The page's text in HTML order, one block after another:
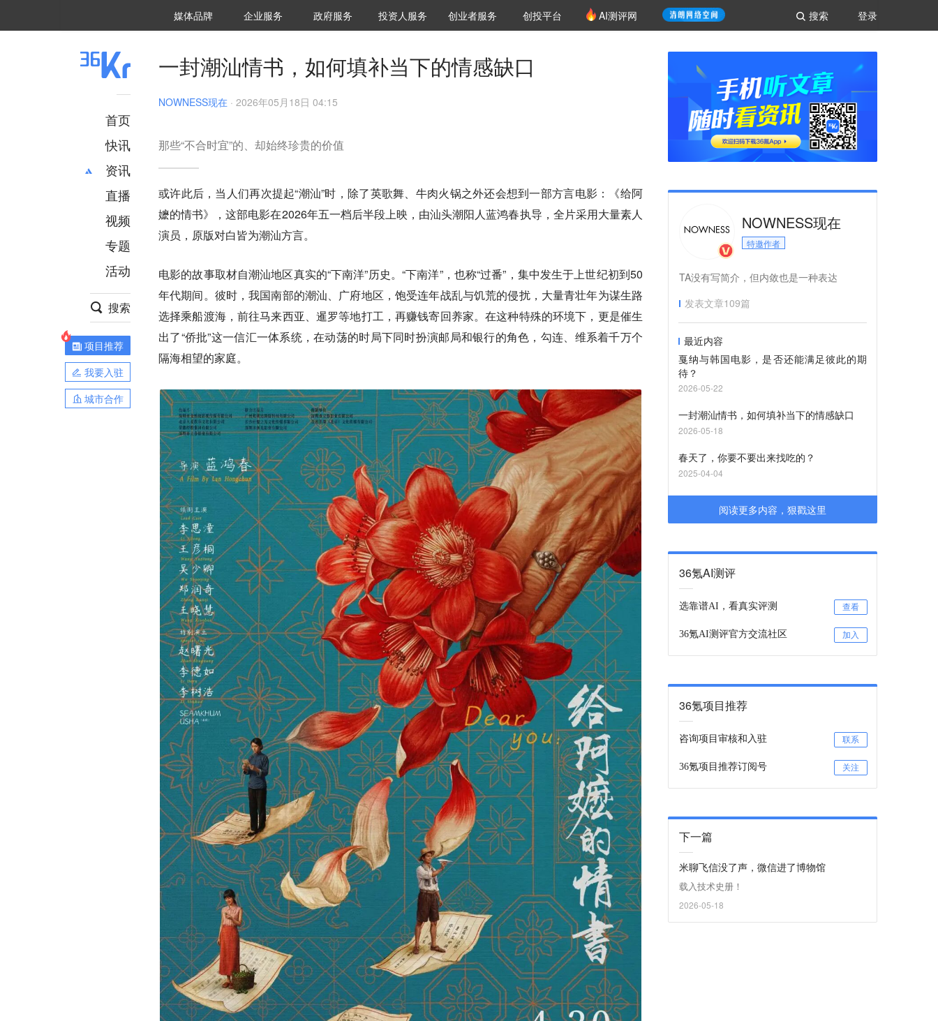
登录
搜索
媒体品牌 36Kr研究院
企业服务 城市之窗
政府服务 VClub投资机构库
投资机构职位推介
投资人服务 创投氪堂
创业者服务 创投平台 AI测评网
首页
快讯
资讯
推荐
财经
项目推荐
安徽
直播
视频
专题
活动
搜索
项目推荐
我要入驻
城市合作
一封潮汕情书，如何填补当下的情感缺口
NOWNESS现在 · 2026年05月18日 04:15
那些“不合时宜”的、却始终珍贵的价值
或许此后，当人们再次提起“潮汕”时，除了英歌舞、牛肉火锅之外还会想到一部方言电影：《给阿
嬷的情书》，这部电影在2026年五一档后半段上映，由汕头潮阳人蓝鸿春执导，全片采用大量素人
演员，原版对白皆为潮汕方言。
电影的故事取材自潮汕地区真实的“下南洋”历史。“下南洋”，也称“过番”，集中发生于上世纪初到50
年代期间。彼时，我国南部的潮汕、广府地区，饱受连年战乱与饥荒的侵扰，大量青壮年为谋生路
选择乘船渡海，前往马来西亚、暹罗等地打工，再赚钱寄回养家。在这种特殊的环境下，更是催生
出了“侨批”这一信汇一体系统，在动荡的时局下同时扮演邮局和银行的角色，勾连、维系着千万个
隔海相望的家庭。
NOWNESS现在
特邀作者
TA没有写简介，但内敛也是一种表达
发表文章109篇
最近内容
戛纳与韩国电影，是否还能满足彼此的期
待？
2026-05-22
一封潮汕情书，如何填补当下的情感缺口
2026-05-18
春天了，你要不要出来找吃的？
2025-04-04
阅读更多内容，狠戳这里
36氪AI测评
选靠谱AI，看真实评测 查看
36氪AI测评官方交流社区 加入
36氪项目推荐
咨询项目审核和入驻 联系
36氪项目推荐订阅号 关注
下一篇
米聊飞信没了声，微信进了博物馆
载入技术史册！
2026-05-18